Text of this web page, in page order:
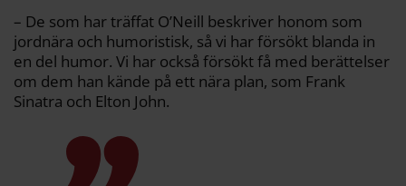
– De som har träffat O’Neill beskriver honom som
jordnära och humoristisk, så vi har försökt blanda in
en del humor. Vi har också försökt få med berättelser
om dem han kände på ett nära plan, som Frank
Sinatra och Elton John.